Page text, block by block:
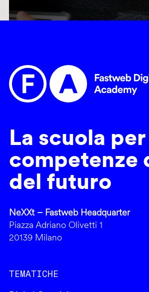
La scuola
competenze
del futuro
NeXXt – Fastweb Headquarter
Piazza Adriano Olivetti 1
20139 Milano
TEMATICHE